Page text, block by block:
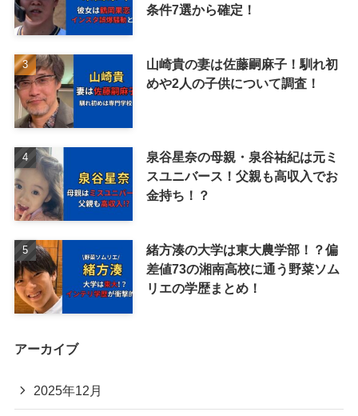
条件7選から確定！
山崎貴の妻は佐藤嗣麻子！馴れ初
めや2人の子供について調査！
泉谷星奈の母親・泉谷祐紀は元ミ
スユニバース！父親も高収入でお
金持ち！？
緒方湊の大学は東大農学部！？偏
差値73の湘南高校に通う野菜ソム
リエの学歴まとめ！
アーカイブ
2025年12月